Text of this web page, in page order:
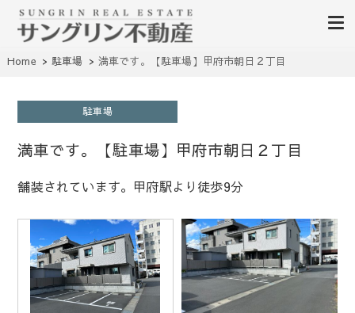
山梨サングリン不動産｜山梨
不動産情報 土地 中古住宅 分
譲地 査定
山梨不動産｜不動産売買、賃貸、無料査定｜山梨県甲府市を中心に昭和町・甲
斐市・笛吹市・南アルプス市、中央市など山梨県の不動産、土地、分譲地、建
Home 駐車場 満車です。【駐車場】甲府市朝日２丁目
駐車場
満車です。【駐車場】甲府市朝日２丁目
舗装されています。甲府駅より徒歩9分